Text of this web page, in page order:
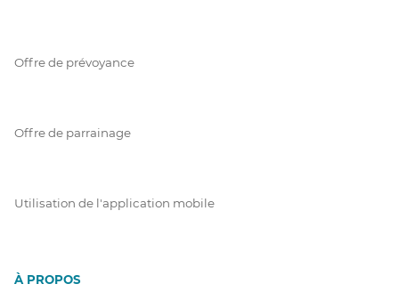
Offre de prévoyance
Offre de parrainage
Utilisation de l'application mobile
À PROPOS